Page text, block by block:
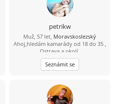
petrikw
Muž, 57 let, Moravskoslezský
Ahoj,hledám kamarády od 18 do 35 ,
Ostrava a okolí.
Seznámit se